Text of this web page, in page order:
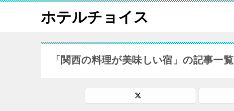
ホテルチョイス
「関西の料理が美味しい宿」の記事一覧